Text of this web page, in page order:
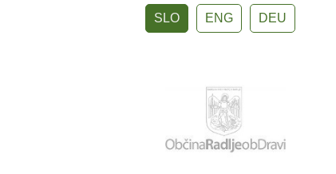
SLO ENG DEU